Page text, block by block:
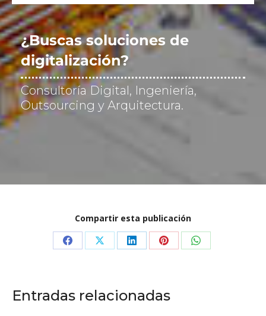
r
i
f
i
c
a
c
i
ó
n
¿Buscas soluciones de
digitalización?
Consultoría Digital, Ingeniería,
Outsourcing y Arquitectura.
Compartir esta publicación
Share Share Share Share Share
Entradas relacionadas